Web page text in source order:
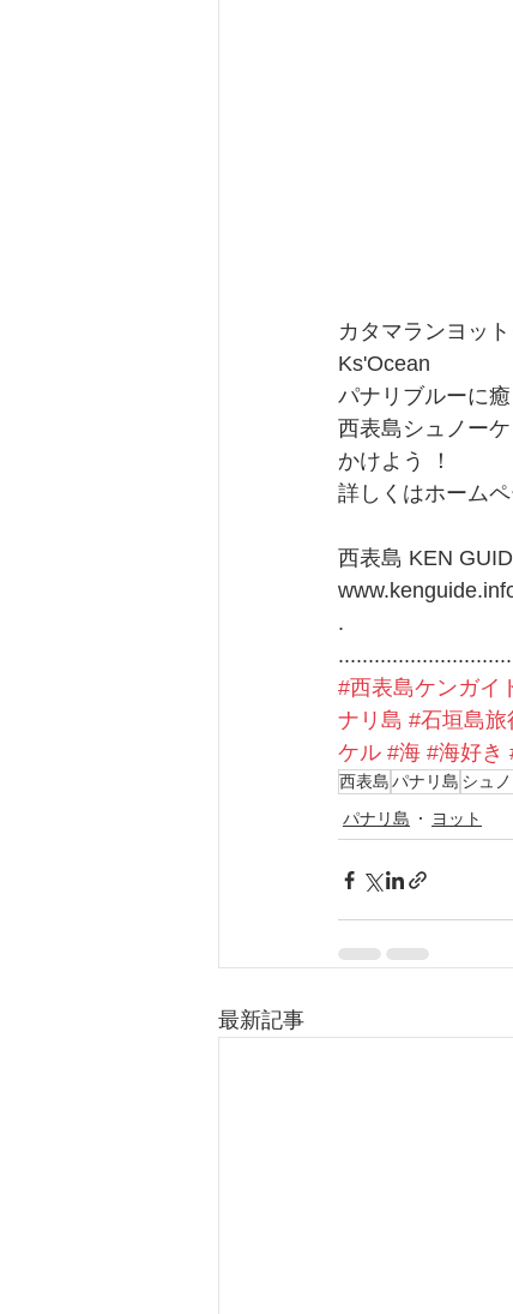
カタマランヨッ
Ks'Ocean
パナリブルーに
西表島シュノー
かけよう ！
詳しくはホーム
西表島 KEN
.
#西表島ケンガイ
ナリ島 #石垣島旅
ケル #海 #海好き
西表島パナリ島 シュ
パナリ島
ヨット
最新記事